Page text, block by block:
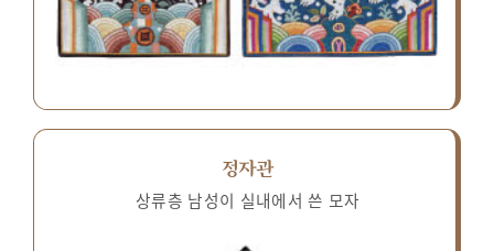
정자관
상류층 남성이 실내에서 쓴 모자